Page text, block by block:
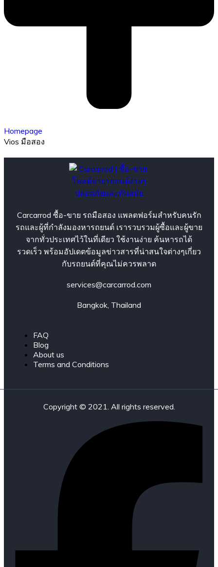
Homepage
Vios มือสอง
Carcarrod ซื้อ-ขาย รถมือสอง แพลตฟอร์มสำหรับคนรัก
รถและผู้ที่กำลังมองหารถยนต์ เรารวบรวมผู้ซื้อและผู้ขาย
จากทั่วประเทศไว้ในที่เดียว ใช้งานง่าย ค้นหารถได้
รวดเร็ว พร้อมอัปเดตข้อมูลข่าวสารที่น่าสนใจต่างๆเกี่ยว
กับรถยนต์ที่คุณไม่ควรพลาด
services@carcarrod.com
Bangkok, Thailand
FAQ
Blog
About us
Terms and Conditions
Copyright © 2021. All rights reserved.